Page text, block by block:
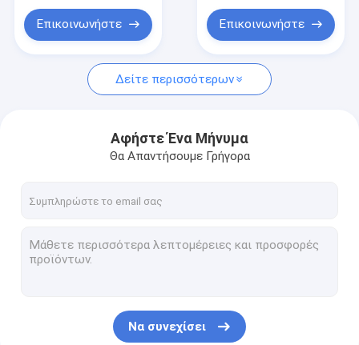
Όλες οι περιπτώσεις
Έπιπλα τραπεζαρίας
Έπιπλα καθιστικού
Γραφείο στάσεων TV
με δυνατότητα επέκτασης να δειπνήσει πίνακας
Επικοινωνήστε Επικοινωνήστε
Δείτε περισσότερων
Αφήστε Ένα Μήνυμα
Θα Απαντήσουμε Γρήγορα
Να συνεχίσει